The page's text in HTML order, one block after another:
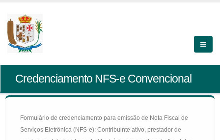
Credenciamento NFS-e Convencional
Formulário de credenciamento para emissão de Nota Fiscal de
Serviços Eletrônica (NFS-e): Contribuinte ativo, prestador de